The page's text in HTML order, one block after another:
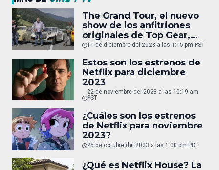
The Grand Tour, el nuevo
show de los anfitriones
originales de Top Gear,
tampoco continuará
11 de diciembre del 2023 a las 1:15 pm PST
Estos son los estrenos de
Netflix para diciembre
2023
22 de noviembre del 2023 a las 10:19 am
PST
¿Cuáles son los estrenos
de Netflix para noviembre
2023?
25 de octubre del 2023 a las 1:00 pm PDT
¿Qué es Netflix House? La